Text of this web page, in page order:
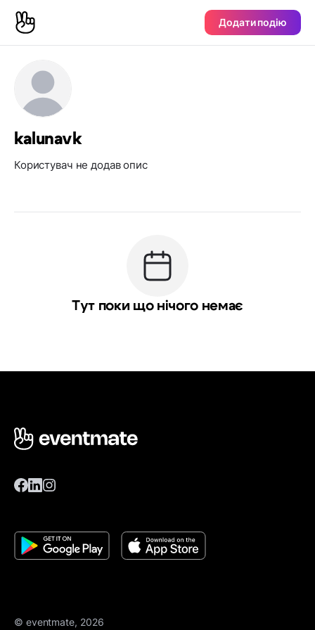
Додати подію
kalunavk
Користувач не додав опис
Тут поки що нічого немає
© eventmate, 2026